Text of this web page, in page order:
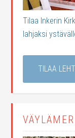
Tilaa Inkerin
lahjaksi
TILAA